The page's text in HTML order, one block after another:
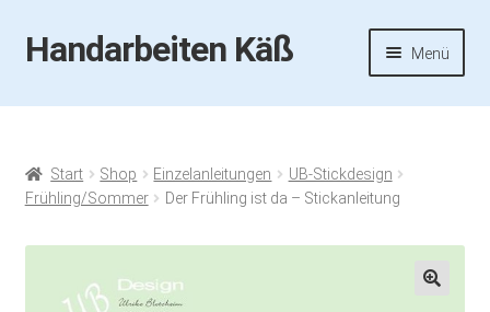
Zur
Navigation
Zum
Inhalt
Handarbeiten Käß Menü
Startseite
Aktuelles
Start Shop Einzelanleitungen
UB-Stickdesign
Frühling/Sommer
Der Frühling ist da – Stickanleitung